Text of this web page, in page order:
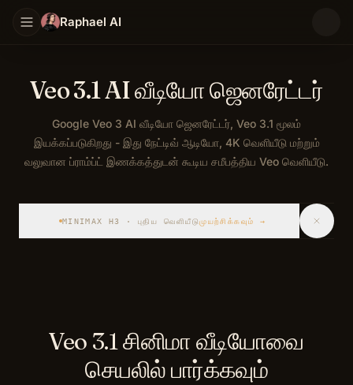
Raphael AI
Veo 3.1 AI வீடியோ ஜெனரேட்டர்
Google Veo 3 AI வீடியோ ஜெனரேட்டர், Veo 3.1 மூலம்
இயக்கப்படுகிறது - இது நேட்டிவ் ஆடியோ, 4K வெளியீடு மற்றும்
வலுவான ப்ராம்ப்ட் இணக்கத்துடன் கூடிய சமீபத்திய Veo வெளியீடு.
MINIMAX H3 · புதிய வெளியீடுமுயற்சிக்கவும் →
Veo 3.1 சினிமா வீடியோவை
செயலில் பார்க்கவும்